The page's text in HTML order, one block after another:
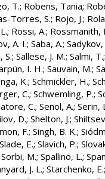
T.; Robens, Tania;
Torres, S.; Rojo, J.;
; Rossi, A.; Rossmanith,
A. I.; Saba, A.; Sadykov,
S.; Sallese, J. M.; Salmi, T.
I. H.; Sauvain, M.;
K.; Schmickler, H.;
C.; Schwemling, P.;
C.; Senol, A.; Serin,
D.; Shelton, J.;
F.; Singh, B. K.;
Slade, E.; Slavich, P.;
Sorbi, M.; Spallino, L.;
J. L.; Starchenko, E.